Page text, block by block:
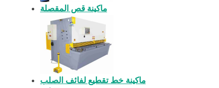
ماكينة قص المقصلة
ماكينة خط تقطيع لفائف الصلب